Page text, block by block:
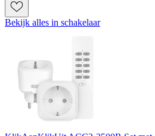
Bekijk alles in schakelaar